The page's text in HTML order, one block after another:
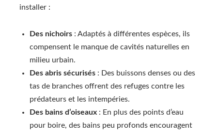
installer :
Des nichoirs : Adaptés à différentes espèces, ils
compensent le manque de cavités naturelles en
milieu urbain.
Des abris sécurisés : Des buissons denses ou des
tas de branches offrent des refuges contre les
prédateurs et les intempéries.
Des bains d’oiseaux : En plus des points d’eau
pour boire, des bains peu profonds encouragent